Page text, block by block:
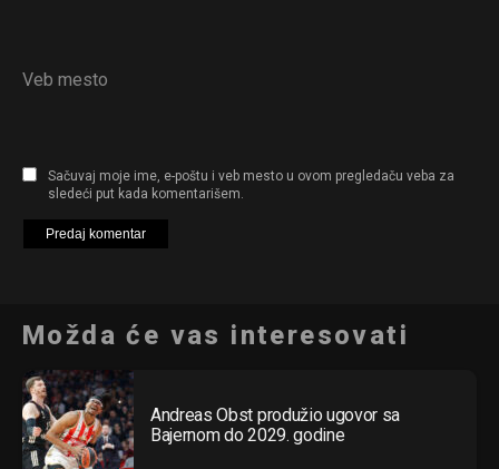
Veb mesto
Sačuvaj moje ime, e-poštu i veb mesto u ovom pregledaču veba za
sledeći put kada komentarišem.
Možda će vas interesovati
Andreas Obst produžio ugovor sa
Bajernom do 2029. godine